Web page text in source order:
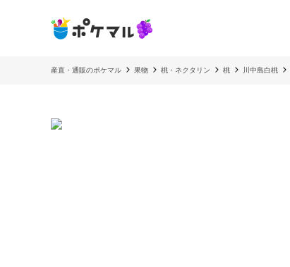
産直・通販のポケマル 果物 桃・ネクタリン 桃 川中島白桃